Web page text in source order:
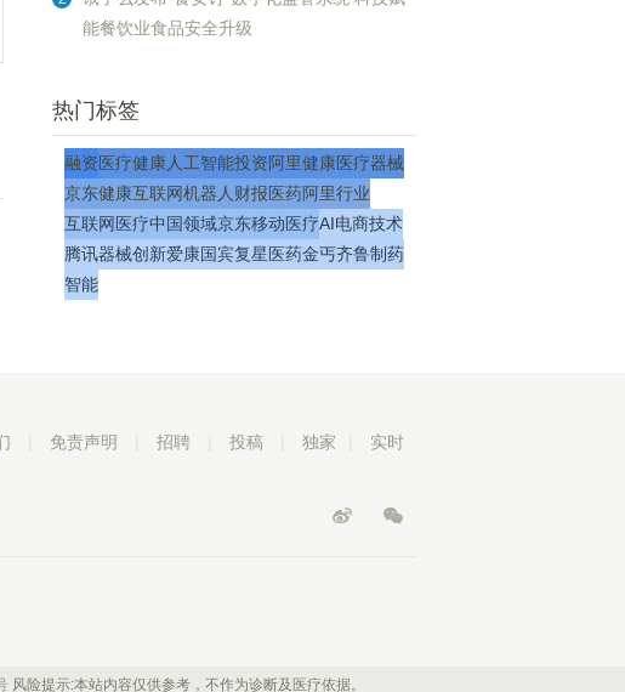
能餐饮业食品安全升级
热门标签
融资医疗健康人工智能投资阿里健康医疗器械
京东健康互联网机器人 财报医药阿里行业
互联网医疗中国领域京东移动医疗AI电商技术
腾讯器械创新爱康国宾复星医药金丐齐鲁制药
智能
免责声明 招聘 投稿 独家 实时
风险提示:本站内容仅供参考，不作为诊断及医疗依据。